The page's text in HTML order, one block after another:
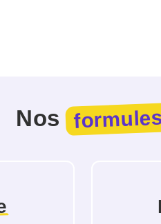
Nos formules